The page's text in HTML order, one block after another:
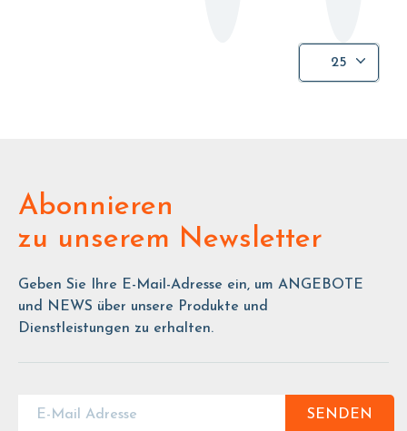
25
Abonnieren
zu unserem Newsletter
Geben Sie Ihre E-Mail-Adresse ein, um ANGEBOTE
und NEWS über unsere Produkte und
Dienstleistungen zu erhalten.
SENDEN